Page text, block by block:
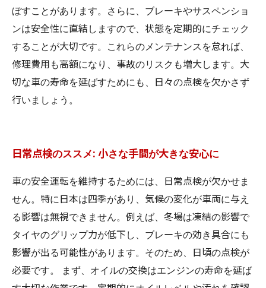
ぼすことがあります。さらに、ブレーキやサスペンショ
ンは安全性に直結しますので、状態を定期的にチェック
することが大切です。これらのメンテナンスを怠れば、
修理費用も高額になり、事故のリスクも増大します。大
切な車の寿命を延ばすためにも、日々の点検を欠かさず
行いましょう。
日常点検のススメ: 小さな手間が大きな安心に
車の安全運転を維持するためには、日常点検が欠かせま
せん。特に日本は四季があり、気候の変化が車両に与え
る影響は無視できません。例えば、冬場は凍結の影響で
タイヤのグリップ力が低下し、ブレーキの効き具合にも
影響が出る可能性があります。そのため、日頃の点検が
必要です。 まず、オイルの交換はエンジンの寿命を延ば